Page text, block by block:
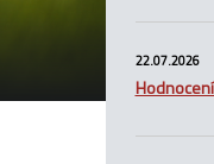
22.07.2026